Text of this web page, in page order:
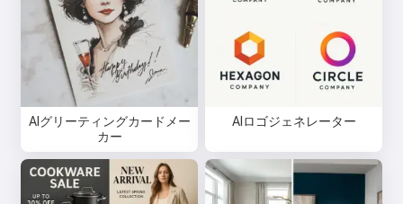
AIグリーティングカードメー
カー
AIロゴジェネレーター